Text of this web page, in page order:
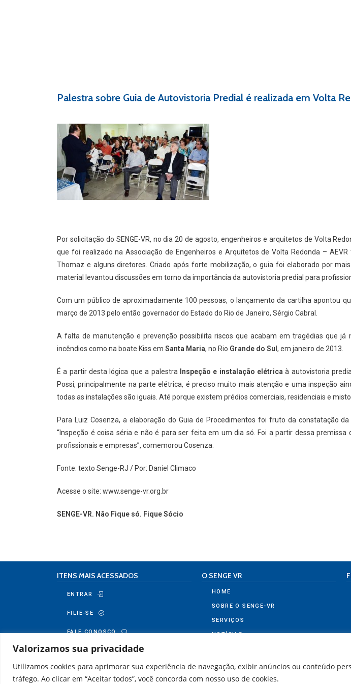
Valorizamos sua privacidade
Utilizamos cookies para aprimorar sua experiência de navegação, exibir anúncios ou conteúdo
tráfego. Ao clicar em “Aceitar todos”, você concorda com nosso uso de cookies.
Palestra sobre Guia de Autovistoria Predial é realizada em Volta
Por solicitação do SENGE-VR, no dia 20 de agosto, engenheiros e arquitetos de Volta
que foi realizado na Associação de Engenheiros e Arquitetos de Volta Redonda –
Thomaz e alguns diretores. Criado após forte mobilização, o guia foi elaborado por
material levantou discussões em torno da importância da autovistoria predial para
Com um público de aproximadamente 100 pessoas, o lançamento da cartilha apontou
março de 2013 pelo então governador do Estado do Rio de Janeiro, Sérgio Cabral.
A falta de manutenção e prevenção possibilita riscos que acabam em tragédias que
incêndios como na boate Kiss em Santa Maria, no Rio Grande do Sul , em janeiro de 2013.
É a partir desta lógica que a palestra Inspeção e instalação elétrica à autovistoria
Possi, principalmente na parte elétrica, é preciso muito mais atenção e uma inspeção
todas as instalações são iguais. Até porque existem prédios comerciais, residenciais e
Para Luiz Cosenza, a elaboração do Guia de Procedimentos foi fruto da constatação
“Inspeção é coisa séria e não é para ser feita em um dia só. Foi a partir dessa
profissionais e empresas”, comemorou Cosenza.
Fonte: texto Senge-RJ / Por: Daniel Climaco
Acesse o site: www.senge-vr.org.br
SENGE-VR. Não Fique só. Fique Sócio
ITENS MAIS ACESSADOS
ENTRAR
FILIE-SE
FALE CONOSCO
O SENGE VR
HOME
SOBRE O SENGE-VR
SERVIÇOS
NOTÍCIAS
CONTATO